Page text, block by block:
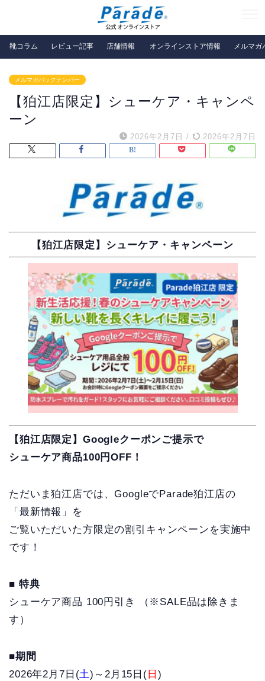
靴コラム レビュー記事 店舗情報 オンラインストア情報 メルマガ
メルマガバックナンバー
【狛江店限定】シューケア・キャンペ
ーン
2026年2月7日 / 2026年2月7日
【狛江店限定】シューケア・キャンペーン
【狛江店限定】Googleクーポンご提示で
シューケア商品100円OFF！
ただいま狛江店では、GoogleでParade狛江店の
「最新情報」を
ご覧いただいた方限定の割引キャンペーンを実施中
です！
■ 特典
シューケア商品 100円引き （※SALE品は除きま
す）
■期間
2026年2月7日(土)～2月15日( 日 )